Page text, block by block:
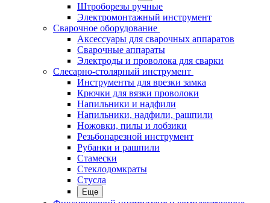
Штроборезы ручные
Электромонтажный инструмент
Сварочное оборудование
Аксессуары для сварочных аппаратов
Сварочные аппараты
Электроды и проволока для сварки
Слесарно-столярный инструмент
Инструменты для врезки замка
Крючки для вязки проволоки
Напильники и надфили
Напильники, надфили, рашпили
Ножовки, пилы и лобзики
Резьбонарезной инструмент
Рубанки и рашпили
Стамески
Стеклодомкраты
Стусла
Еще